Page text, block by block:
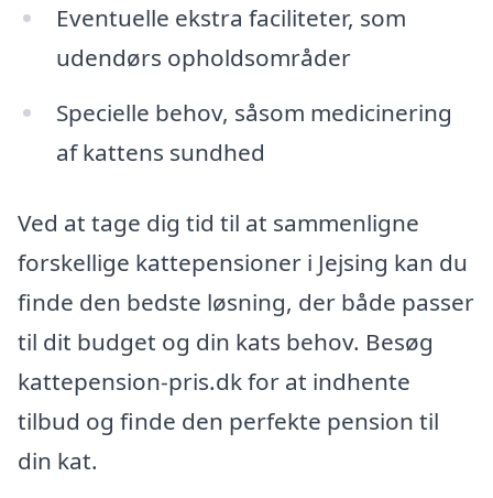
Eventuelle ekstra faciliteter, som
udendørs opholdsområder
Specielle behov, såsom medicinering
af kattens sundhed
Ved at tage dig tid til at sammenligne
forskellige kattepensioner i Jejsing kan du
finde den bedste løsning, der både passer
til dit budget og din kats behov. Besøg
kattepension-pris.dk for at indhente
tilbud og finde den perfekte pension til
din kat.